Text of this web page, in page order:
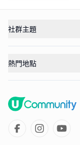
社群主題
熱門地點